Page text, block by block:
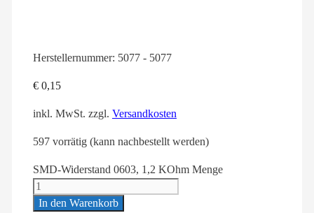
Herstellernummer: 5077 - 5077
€ 0,15
inkl. MwSt. zzgl. Versandkosten
597 vorrätig (kann nachbestellt werden)
SMD-Widerstand 0603, 1,2 KOhm Menge
In den Warenkorb